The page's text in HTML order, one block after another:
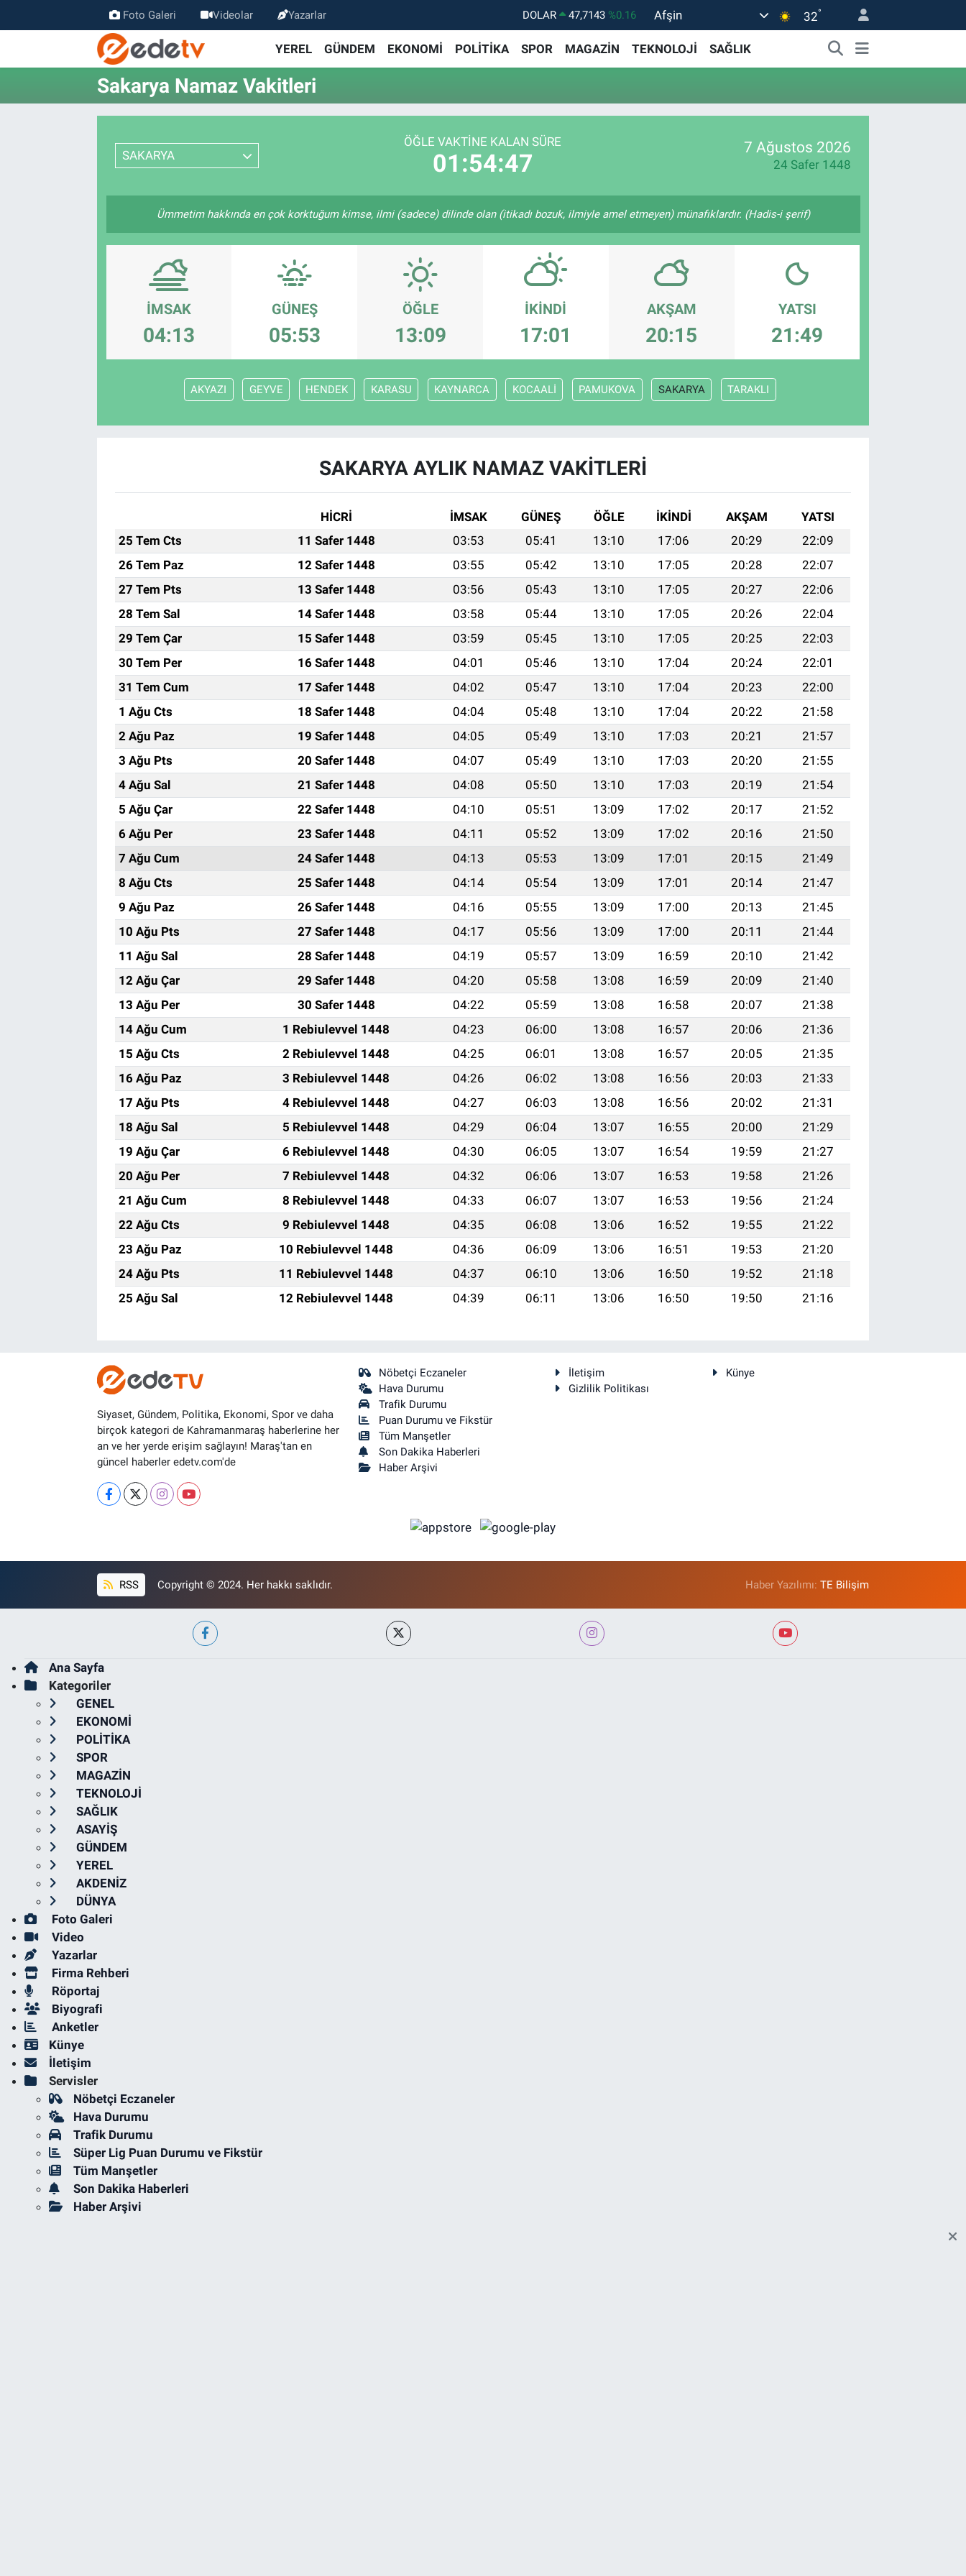
Foto Galeri Videolar Yazarlar DOLAR 47,7143 %0.16
EURO
55,0317
%-0.02
STERLİN
64,2463 %0.07
BİST100
13.887 %64
BITCOIN
64.360,53
Afşin 32°
YEREL GÜNDEM EKONOMİ POLİTİKA SPOR MAGAZİN TEKNOLOJİ SAĞLIK
Sakarya Namaz Vakitleri
SAKARYA
ÖĞLE VAKTINE KALAN SÜRE
01:54:47
7 Ağustos 2026
24 Safer 1448
Ümmetim hakkında en çok korktuğum kimse, ilmi (sadece) dilinde olan (itikadı bozuk, ilmiyle amel etmeyen) münafıklardır. (Hadis-i şerif)
İMSAK
04:13
GÜNEŞ
05:53
ÖĞLE
13:09
İKINDI
17:01
AKŞAM
20:15
YATSI
21:49
AKYAZI GEYVE HENDEK KARASU KAYNARCA KOCAALİ PAMUKOVA SAKARYA TARAKLI
SAKARYA AYLIK NAMAZ VAKITLERI
HİCRİ İMSAK GÜNEŞ ÖĞLE İKINDI AKŞAM
YATSI
25 Tem Cts
11 Safer 1448 03:53 05:41 13:10 17:06 20:29
22:09
26 Tem Paz
12 Safer 1448 03:55 05:42 13:10 17:05 20:28
22:07
27 Tem Pts
13 Safer 1448 03:56 05:43 13:10 17:05 20:27
22:06
28 Tem Sal
14 Safer 1448 03:58 05:44 13:10 17:05 20:26
22:04
29 Tem Çar
15 Safer 1448 03:59 05:45 13:10 17:05 20:25
22:03
30 Tem Per
16 Safer 1448 04:01 05:46 13:10 17:04 20:24
22:01
31 Tem Cum
17 Safer 1448 04:02 05:47 13:10 17:04 20:23
22:00
1 Ağu Cts
18 Safer 1448 04:04 05:48 13:10 17:04 20:22
21:58
2 Ağu Paz
19 Safer 1448 04:05 05:49 13:10 17:03 20:21
21:57
3 Ağu Pts
20 Safer 1448 04:07 05:49 13:10 17:03 20:20
21:55
4 Ağu Sal
21 Safer 1448 04:08 05:50 13:10 17:03 20:19
21:54
5 Ağu Çar
22 Safer 1448 04:10 05:51 13:09 17:02 20:17
21:52
6 Ağu Per
23 Safer 1448 04:11 05:52 13:09 17:02 20:16
21:50
7 Ağu Cum
24 Safer 1448 04:13 05:53 13:09 17:01 20:15
21:49
8 Ağu Cts
25 Safer 1448 04:14 05:54 13:09 17:01 20:14
21:47
9 Ağu Paz
26 Safer 1448 04:16 05:55 13:09 17:00 20:13
21:45
10 Ağu Pts
27 Safer 1448 04:17 05:56 13:09 17:00 20:11
21:44
11 Ağu Sal
28 Safer 1448 04:19 05:57 13:09 16:59 20:10
21:42
12 Ağu Çar
29 Safer 1448 04:20 05:58 13:08 16:59 20:09
21:40
13 Ağu Per
30 Safer 1448 04:22 05:59 13:08 16:58 20:07
21:38
14 Ağu Cum
1 Rebiulevvel 1448 04:23 06:00 13:08 16:57 20:06
21:36
15 Ağu Cts
2 Rebiulevvel 1448 04:25 06:01 13:08 16:57 20:05
21:35
16 Ağu Paz
3 Rebiulevvel 1448 04:26 06:02 13:08 16:56 20:03
21:33
17 Ağu Pts
4 Rebiulevvel 1448 04:27 06:03 13:08 16:56 20:02
21:31
18 Ağu Sal
5 Rebiulevvel 1448 04:29 06:04 13:07 16:55 20:00
21:29
19 Ağu Çar
6 Rebiulevvel 1448 04:30 06:05 13:07 16:54 19:59
21:27
20 Ağu Per
7 Rebiulevvel 1448 04:32 06:06 13:07 16:53 19:58
21:26
21 Ağu Cum
8 Rebiulevvel 1448 04:33 06:07 13:07 16:53 19:56
21:24
22 Ağu Cts
9 Rebiulevvel 1448 04:35 06:08 13:06 16:52 19:55
21:22
23 Ağu Paz
10 Rebiulevvel 1448 04:36 06:09 13:06 16:51 19:53
21:20
24 Ağu Pts
11 Rebiulevvel 1448 04:37 06:10 13:06 16:50 19:52
21:18
25 Ağu Sal
12 Rebiulevvel 1448 04:39 06:11 13:06 16:50 19:50 21:16
Siyaset, Gündem, Politika, Ekonomi, Spor ve daha
birçok kategori de Kahramanmaraş haberlerine her
an ve her yerde erişim sağlayın! Maraş'tan en
güncel haberler edetv.com'de
Nöbetçi Eczaneler
Hava Durumu
Trafik Durumu
Puan Durumu ve Fikstür
Tüm Manşetler
Son Dakika Haberleri
Haber Arşivi
İletişim
Künye
Gizlilik Politikası
RSS Copyright © 2024. Her hakkı saklıdır. Haber Yazılımı:TE Bilişim
Ana Sayfa
Kategoriler
GENEL
EKONOMİ
POLİTİKA
SPOR
MAGAZİN
TEKNOLOJİ
SAĞLIK
ASAYİŞ
GÜNDEM
YEREL
AKDENİZ
DÜNYA
Foto Galeri
Video
Yazarlar
Firma Rehberi
Röportaj
Biyografi
Anketler
Künye
İletişim
Servisler
Nöbetçi Eczaneler
Hava Durumu
Trafik Durumu
Süper Lig Puan Durumu ve Fikstür
Tüm Manşetler
Son Dakika Haberleri
Haber Arşivi